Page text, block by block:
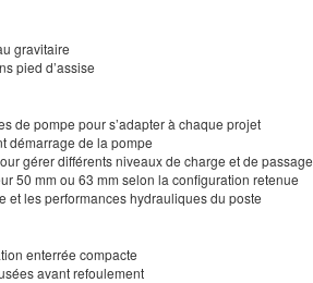
gravitaire
pied d’assise
de pompe pour s’adapter à chaque projet
démarrage de la pompe
gérer différents niveaux de charge et de
50 mm ou 63 mm selon la configuration retenue
et les performances hydrauliques du poste
enterrée compacte
avant refoulement